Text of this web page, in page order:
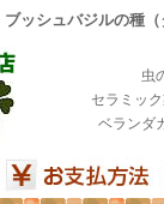
ブッシュバジルの種
虫
セラミッ
ベランダ